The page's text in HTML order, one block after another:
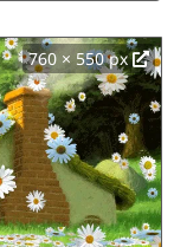
760 × 550 px